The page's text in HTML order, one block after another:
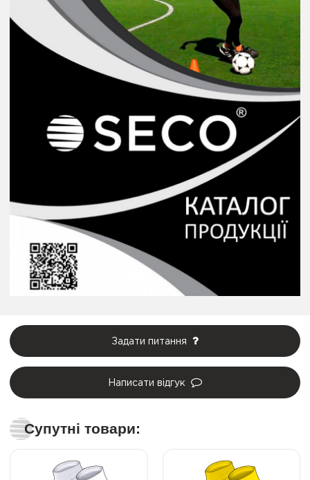
Задати питання
Написати відгук
Супутні товари: